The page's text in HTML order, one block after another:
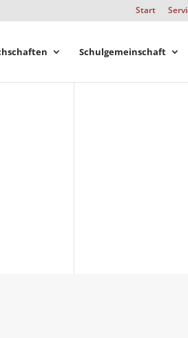
Start
Schulgemeinschaft